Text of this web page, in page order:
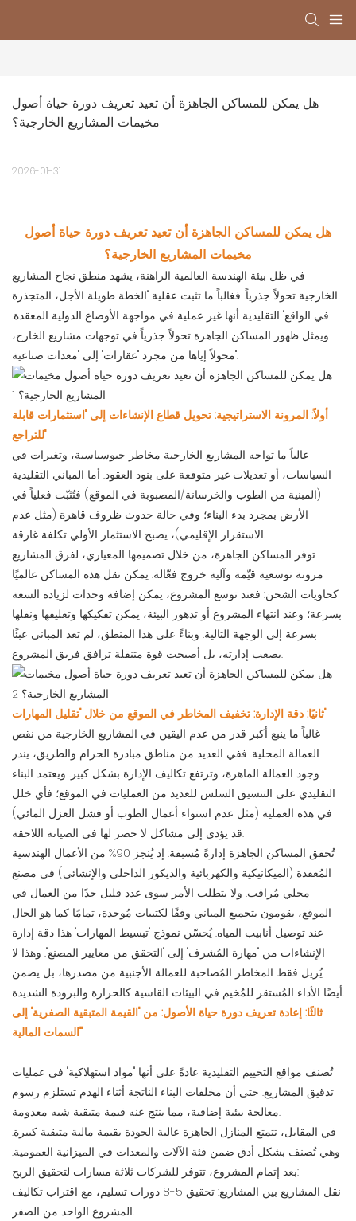
هل يمكن للمساكن الجاهزة أن تعيد تعريف دورة حياة أصول
مخيمات المشاريع الخارجية؟
2026-01-31
هل يمكن للمساكن الجاهزة أن تعيد تعريف دورة حياة أصول
مخيمات المشاريع الخارجية؟
في ظل بيئة الهندسة العالمية الراهنة، يشهد منطق نجاح المشاريع
الخارجية تحولاً جذرياً. فغالباً ما تثبت عقلية "الخطة طويلة الأجل، المتجذرة
في الواقع" التقليدية أنها غير عملية في مواجهة الأوضاع الدولية المعقدة.
ويمثل ظهور المساكن الجاهزة تحولاً جذرياً في توجهات مشاريع الخارج،
محولاً إياها من مجرد "عقارات" إلى "معدات صناعية".
أولاً: المرونة الاستراتيجية: تحويل قطاع الإنشاءات إلى "استثمارات قابلة
للتراجع"
غالباً ما تواجه المشاريع الخارجية مخاطر جيوسياسية، وتغيرات في
السياسات، أو تعديلات غير متوقعة على بنود العقود. أما المباني التقليدية
(المبنية من الطوب والخرسانة/المصبوبة في الموقع) فتُثبّت فعلياً في
الأرض بمجرد بدء البناء؛ وفي حالة حدوث ظروف قاهرة (مثل عدم
الاستقرار الإقليمي)، يصبح الاستثمار الأولي تكلفة غارقة.
توفر المساكن الجاهزة، من خلال تصميمها المعياري، لفرق المشاريع
مرونة توسعية قيّمة وآلية خروج فعّالة. يمكن نقل هذه المساكن عالميًا
كحاويات الشحن: فعند توسع المشروع، يمكن إضافة وحدات لزيادة السعة
بسرعة؛ وعند انتهاء المشروع أو تدهور البيئة، يمكن تفكيكها وتغليفها ونقلها
بسرعة إلى الوجهة التالية. وبناءً على هذا المنطق، لم تعد المباني عبئًا
يصعب إدارته، بل أصبحت قوة متنقلة ترافق فريق المشروع.
ثانيًا: دقة الإدارة: تخفيف المخاطر في الموقع من خلال "تقليل المهارات"
غالباً ما ينبع أكبر قدر من عدم اليقين في المشاريع الخارجية من نقص
العمالة المحلية. ففي العديد من مناطق مبادرة الحزام والطريق، يندر
وجود العمالة الماهرة، وترتفع تكاليف الإدارة بشكل كبير. ويعتمد البناء
التقليدي على التنسيق السلس للعديد من العمليات في الموقع؛ فأي خلل
في هذه العملية (مثل عدم استواء أعمال الطوب أو فشل العزل المائي)
قد يؤدي إلى مشاكل لا حصر لها في الصيانة اللاحقة.
تُحقق المساكن الجاهزة إدارةً مُسبقة: إذ يُنجز 90% من الأعمال الهندسية
المُعقدة (الميكانيكية والكهربائية والديكور الداخلي والإنشائي) في مصنع
محلي مُراقب. ولا يتطلب الأمر سوى عدد قليل جدًا من العمال في
الموقع، يقومون بتجميع المباني وفقًا لكتيبات مُوحدة، تمامًا كما هو الحال
عند توصيل أنابيب المياه. يُحسّن نموذج "تبسيط المهارات" هذا دقة إدارة
الإنشاءات من "مهارة المُشرف" إلى "التحقق من معايير المصنع". وهذا لا
يُزيل فقط المخاطر المُصاحبة للعمالة الأجنبية من مصدرها، بل يضمن
أيضًا الأداء المُستقر للمُخيم في البيئات القاسية كالحرارة والبرودة الشديدة.
ثالثًا: إعادة تعريف دورة حياة الأصول: من "القيمة المتبقية الصفرية" إلى
"السمات المالية"
تُصنف مواقع التخييم التقليدية عادةً على أنها "مواد استهلاكية" في عمليات
تدقيق المشاريع. حتى أن مخلفات البناء الناتجة أثناء الهدم تستلزم رسوم
معالجة بيئية إضافية، مما ينتج عنه قيمة متبقية شبه معدومة.
في المقابل، تتمتع المنازل الجاهزة عالية الجودة بقيمة مالية متبقية كبيرة.
وهي تُصنف بشكل أدق ضمن فئة الآلات والمعدات في الميزانية العمومية.
بعد إتمام المشروع، تتوفر للشركات ثلاثة مسارات لتحقيق الربح:
نقل المشاريع بين المشاريع: تحقيق 5-8 دورات تسليم، مع اقتراب تكاليف
المشروع الواحد من الصفر.